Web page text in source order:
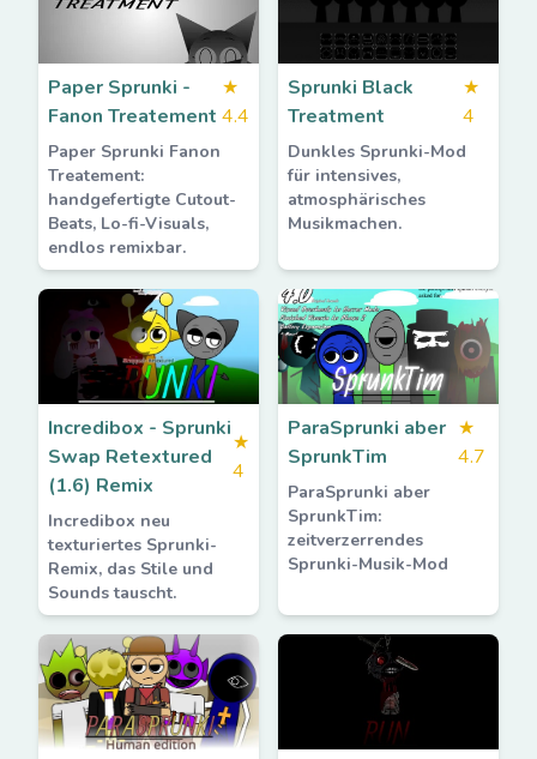
Paper Sprunki -
Fanon Treatement
★
4.4
Paper Sprunki Fanon
Treatement:
handgefertigte Cutout-
Beats, Lo-fi-Visuals,
endlos remixbar.
Sprunki Black
Treatment
★
4
Dunkles Sprunki-Mod
für intensives,
atmosphärisches
Musikmachen.
Incredibox - Sprunki
Swap Retextured
(1.6) Remix
★
4
Incredibox neu
texturiertes Sprunki-
Remix, das Stile und
Sounds tauscht.
ParaSprunki aber
SprunkTim
★
4.7
ParaSprunki aber
SprunkTim:
zeitverzerrendes
Sprunki-Musik-Mod